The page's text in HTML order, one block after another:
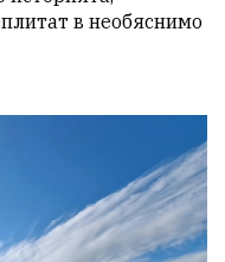
в необяснимо